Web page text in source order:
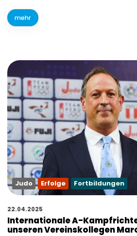
mehr
Judo Erfolge Fortbildungen
22.04.2025
Internationale A-
unseren Vereinskollegen